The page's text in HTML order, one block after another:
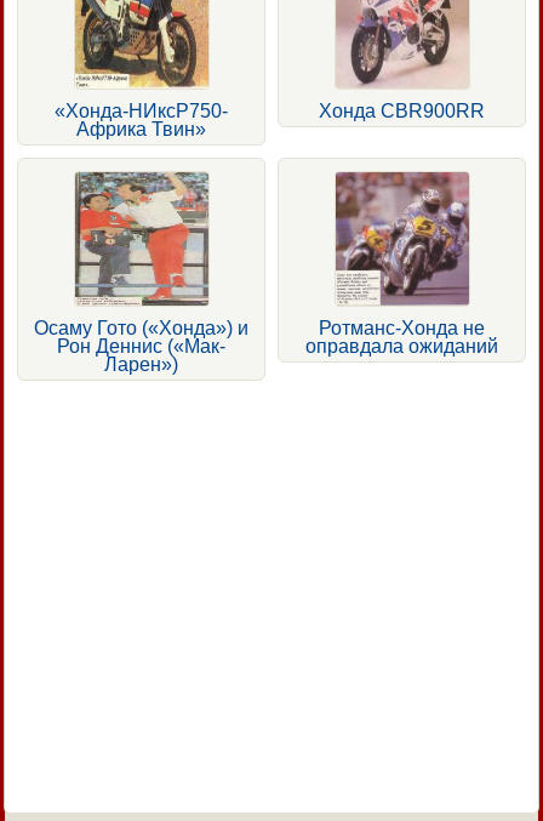
«Хонда-НИксР750-
Африка Твин»
Хонда CBR900RR
Осаму Гото («Хонда») и
Рон Деннис («Мак-
Ларен»)
Ротманс-Хонда не
оправдала ожиданий